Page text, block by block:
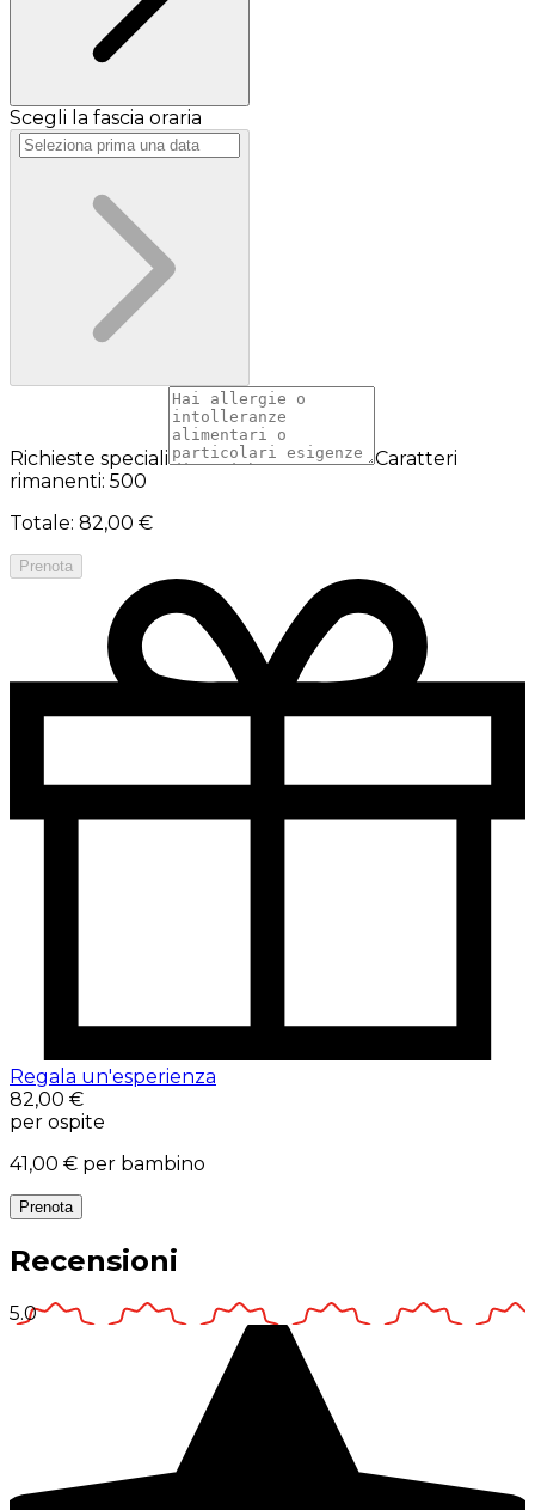
Scegli la fascia oraria
Richieste speciali
Caratteri
rimanenti: 500
Totale: 82,00 €
Prenota
Regala un'esperienza
82,00 €
per ospite
41,00 € per bambino
Prenota
Recensioni
5.0